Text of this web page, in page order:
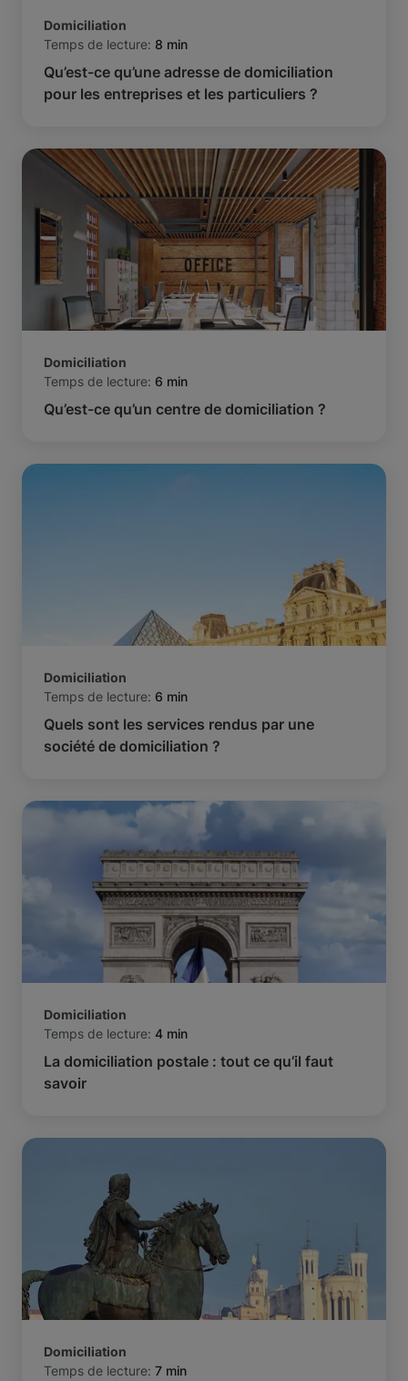
Domiciliation
Temps de lecture: 8 min
Qu’est-ce qu’une adresse de domiciliation
pour les entreprises et les particuliers ?
Domiciliation
Temps de lecture: 6 min
Qu’est-ce qu’un centre de domiciliation ?
Domiciliation
Temps de lecture: 6 min
Quels sont les services rendus par une
société de domiciliation ?
Domiciliation
Temps de lecture: 4 min
La domiciliation postale : tout ce qu’il faut
savoir
Domiciliation
Temps de lecture: 7 min